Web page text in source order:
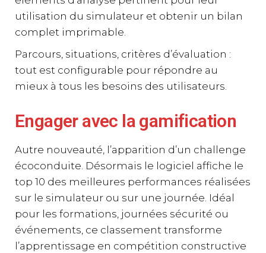
utilisation du simulateur et obtenir un bilan
complet imprimable.
Parcours, situations, critères d’évaluation :
tout est configurable pour répondre au
mieux à tous les besoins des utilisateurs.
Engager avec la gamification
Autre nouveauté, l’apparition d’un challenge
écoconduite. Désormais le logiciel affiche le
top 10 des meilleures performances réalisées
sur le simulateur ou sur une journée. Idéal
pour les formations, journées sécurité ou
événements, ce classement transforme
l’apprentissage en compétition constructive